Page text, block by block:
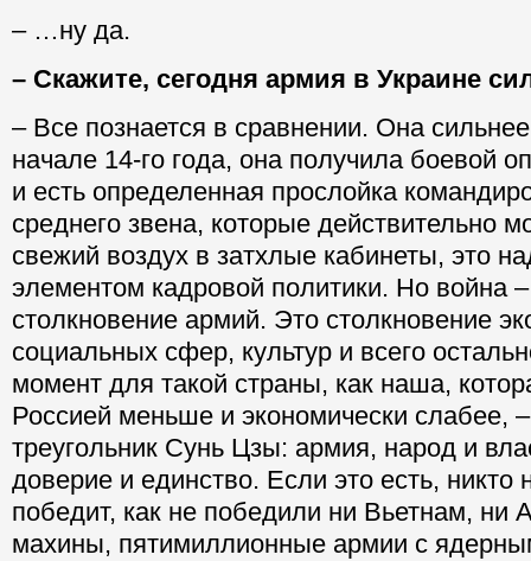
– …ну да.
– Скажите, сегодня армия в Украине
– Все познается в сравнении. Она
начале 14-го года, она получила боевой
и есть определенная прослойка
среднего звена, которые действительно
свежий воздух в затхлые кабинеты, это
элементом кадровой политики. Но война
столкновение армий. Это столкновение
социальных сфер, культур и всего
момент для такой страны, как наша,
Россией меньше и экономически слабее, –
треугольник Сунь Цзы: армия, народ и
доверие и единство. Если это есть, никто
победит, как не победили ни Вьетнам, ни
махины, пятимиллионные армии с